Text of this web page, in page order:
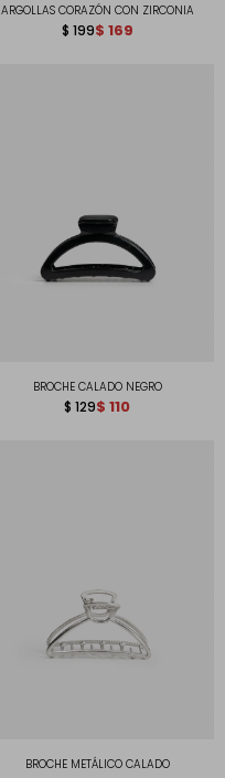
ARGOLLAS CORAZÓN CON ZIRCONIA
$ 199$ 169
BROCHE CALADO NEGRO
$ 129$ 110
BROCHE METÁLICO CALADO